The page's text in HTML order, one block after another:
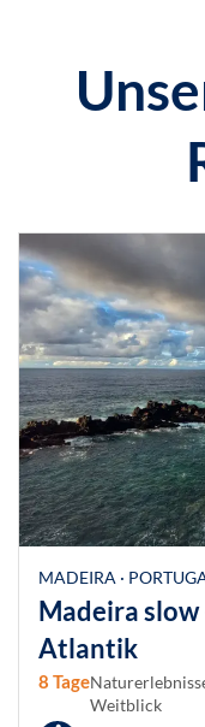
MADEIRA ·
Madeira slow
Atlantik
8 Tage
Weitblick